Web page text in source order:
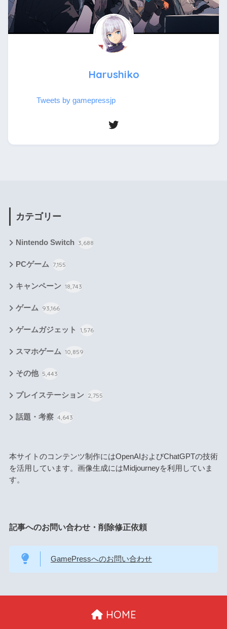
Harushiko
Tweets by gamepressjp
カテゴリー
Nintendo Switch 3,688
PCゲーム 7,155
キャンペーン 18,743
ゲーム 93,166
ゲームガジェット 1,576
スマホゲーム 10,859
その他 5,443
プレイステーション 2,755
話題・考察 4,643
本サイトのコンテンツ制作にはOpenAIおよびChatGPTの技術
を活用しています。画像生成にはMidjourneyを利用していま
す。
記事へのお問い合わせ・削除修正依頼
GamePressへのお問い合わせ
HOME